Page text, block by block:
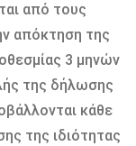
από τους
απόκτηση της
3 μηνών
της δήλωσης
κάθε
της ιδιότητας